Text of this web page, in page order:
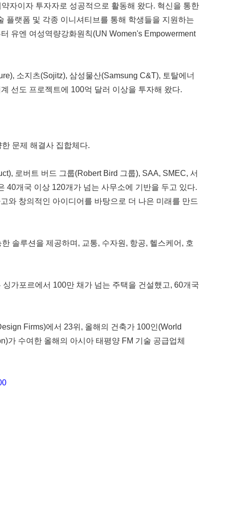
자이자 투자자로 성공적으로 활동해 왔다. 혁신을 통한
플랫폼 및 각종 이니셔티브를 통해 학생들을 지원하는
유엔 여성역량강화원칙(UN Women's Empowerment
소지츠(Sojitz), 삼성물산(Samsung C&T), 토탈에너
선도 프로젝트에 100억 달러 이상을 투자해 왔다.
문제 해결사 집합체다.
로버트 버드 그룹(Robert Bird 그룹), SAA, SMEC, 서
40개국 이상 120개가 넘는 사무소에 기반을 두고 있다.
와 창의적인 아이디어를 바탕으로 더 나은 미래를 만드
솔루션을 제공하며, 교통, 수자원, 항공, 헬스케어, 호
가포르에서 100만 채가 넘는 주택을 건설했고, 60개국
Firms)에서 23위, 올해의 건축가 100인(World
가 수여한 올해의 아시아 태평양 FM 기술 공급업체